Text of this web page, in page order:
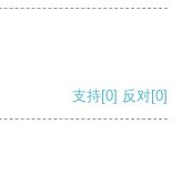
支持[0] 反对[0]